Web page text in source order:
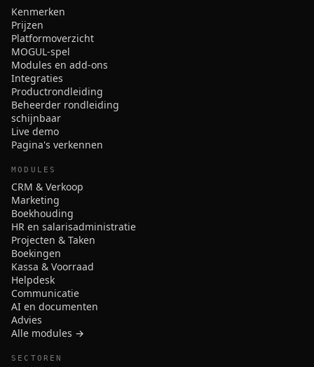
Kenmerken
Prijzen
Platformoverzicht
MOGUL-spel
Modules en add-ons
Integraties
Productrondleiding
Beheerder rondleiding
schijnbaar
Live demo
Pagina's verkennen
MODULES
CRM & Verkoop
Marketing
Boekhouding
HR en salarisadministratie
Projecten & Taken
Boekingen
Kassa & Voorraad
Helpdesk
Communicatie
AI en documenten
Advies
Alle modules →
SECTOREN